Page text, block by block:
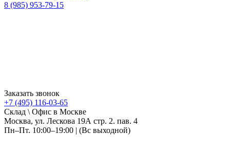
8 (985) 953-79-15
Заказать звонок
+7 (495) 116-03-65
Склад \ Офис в Москве
Москва, ул. Лескова 19А стр. 2. пав. 4
Пн–Пт. 10:00–19:00 | (Вс выходной)